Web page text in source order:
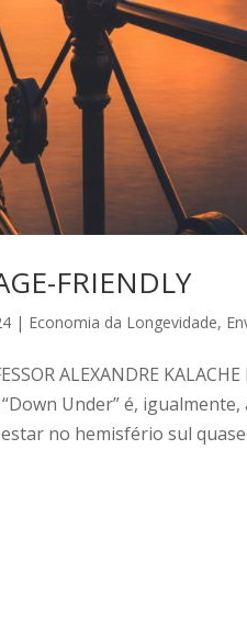
FRIENDLY
| Economia da Longevidade,
ALEXANDRE
Under” é,
no hemisfério sul